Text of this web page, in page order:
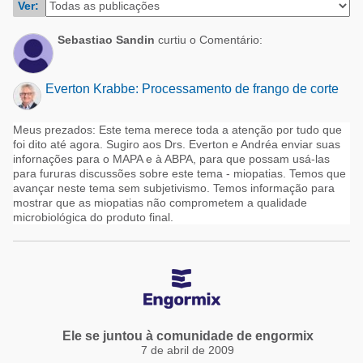
Suinocultura
Pecuária de leite
Alimentos - Rações
Pecuária de corte
Pecuária de leite
Micotoxinas
Suinocultura
Mascotas
Ver:
Sebastiao Sandin curtiu o Comentário:
Everton Krabbe: Processamento de frango de corte
Meus prezados: Este tema merece toda a atenção por tudo que
foi dito até agora. Sugiro aos Drs. Everton e Andréa enviar suas
infornações para o MAPA e à ABPA, para que possam usá-las
para fururas discussões sobre este tema - miopatias. Temos que
avançar neste tema sem subjetivismo. Temos informação para
mostrar que as miopatias não comprometem a qualidade
microbiológica do produto final.
Ele se juntou à comunidade de engormix
7 de abril de 2009